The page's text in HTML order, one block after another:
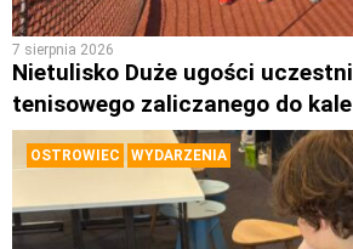
7 sierpnia 2026
Nietulisko Duże ugości
tenisowego zaliczanego do
OSTROWIEC WYDARZENIA